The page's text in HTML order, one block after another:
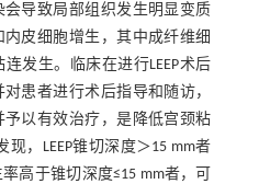
导致局部组织发生明显变质
皮细胞增生，其中成纤维细
发生。临床在进行LEEP术后
患者进行术后指导和随访，
以有效治疗，是降低宫颈粘
现，LEEP锥切深度＞15 mm者
高于锥切深度≤15 mm者，可